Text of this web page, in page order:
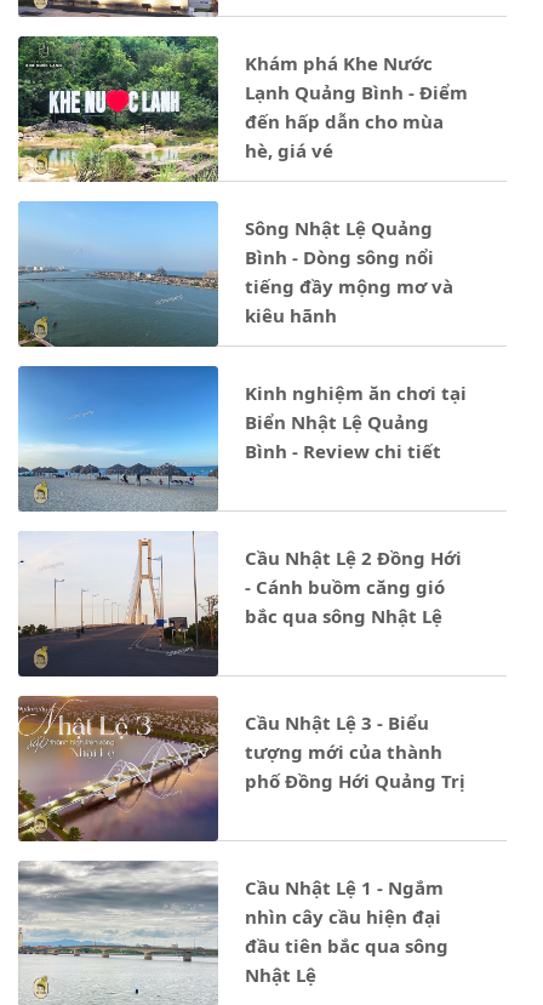
Khám phá Khe Nước
Lạnh Quảng Bình - Điểm
đến hấp dẫn cho mùa
hè, giá vé
Sông Nhật Lệ Quảng
Bình - Dòng sông nổi
tiếng đầy mộng mơ và
kiêu hãnh
Kinh nghiệm ăn chơi tại
Biển Nhật Lệ Quảng
Bình - Review chi tiết
Cầu Nhật Lệ 2 Đồng Hới
- Cánh buồm căng gió
bắc qua sông Nhật Lệ
Cầu Nhật Lệ 3 - Biểu
tượng mới của thành
phố Đồng Hới Quảng Trị
Cầu Nhật Lệ 1 - Ngắm
nhìn cây cầu hiện đại
đầu tiên bắc qua sông
Nhật Lệ